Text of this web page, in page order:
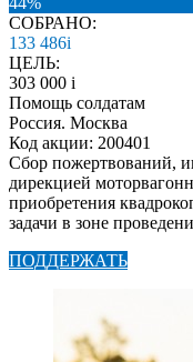
СОБРАНО:
133 486i
ЦЕЛЬ:
303 000 i
Помощь солдатам
Россия. Москва
Код акции: 200401
Сбор пожертвований,
дирекцией
приобретения
задачи в зоне
ПОДДЕРЖАТЬ